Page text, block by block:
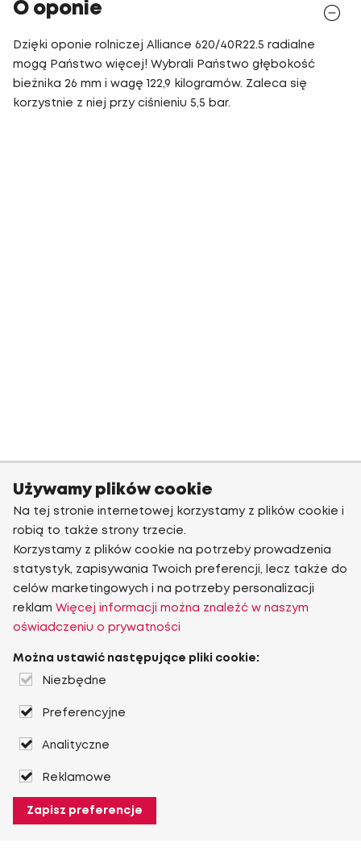
O oponie
Dzięki oponie rolniczej Alliance 620/40R22.5 radialne
mogą Państwo więcej! Wybrali Państwo głębokość
bieżnika 26 mm i wagę 122,9 kilogramów. Zaleca się
korzystnie z niej przy ciśnieniu 5,5 bar.
Używamy plików cookie
Na tej stronie internetowej korzystamy z plików cookie i
robią to także strony trzecie.
Korzystamy z plików cookie na potrzeby prowadzenia
statystyk, zapisywania Twoich preferencji, lecz także do
celów marketingowych i na potrzeby personalizacji
reklam Więcej informacji można znaleźć w naszym
oświadczeniu o prywatności
Można ustawić następujące pliki cookie:
Niezbędne
Preferencyjne
Analityczne
Reklamowe
Zapisz preferencje